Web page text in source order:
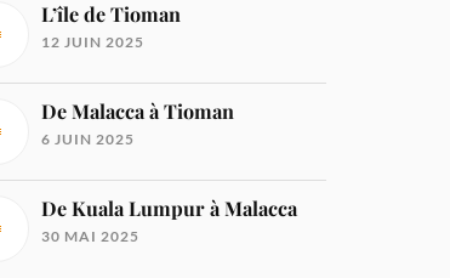
L’île de Tioman
12 JUIN 2025
De Malacca à Tioman
6 JUIN 2025
De Kuala Lumpur à Malacca
30 MAI 2025